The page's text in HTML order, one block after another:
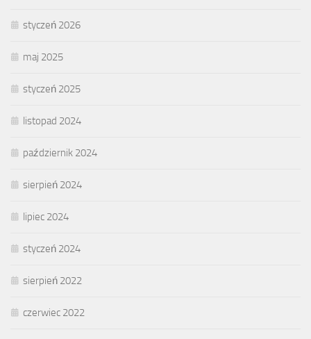
styczeń 2026
maj 2025
styczeń 2025
listopad 2024
październik 2024
sierpień 2024
lipiec 2024
styczeń 2024
sierpień 2022
czerwiec 2022